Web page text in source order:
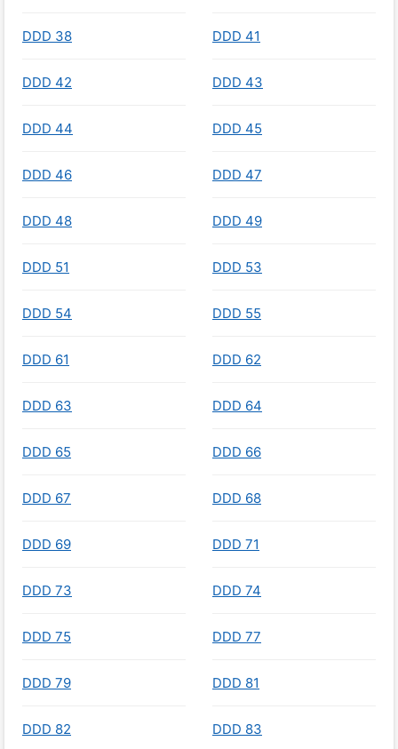
DDD 38 DDD 41
DDD 42 DDD 43
DDD 44 DDD 45
DDD 46 DDD 47
DDD 48 DDD 49
DDD 51 DDD 53
DDD 54 DDD 55
DDD 61 DDD 62
DDD 63 DDD 64
DDD 65 DDD 66
DDD 67 DDD 68
DDD 69 DDD 71
DDD 73 DDD 74
DDD 75 DDD 77
DDD 79 DDD 81
DDD 82 DDD 83